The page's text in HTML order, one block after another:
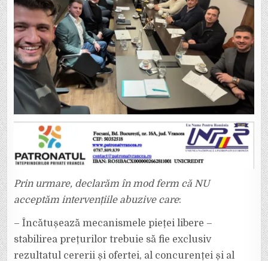
Prin urmare, declarăm în mod ferm că NU
acceptăm intervențiile abuzive care:
– Încătușează mecanismele pieței libere –
stabilirea prețurilor trebuie să fie exclusiv
rezultatul cererii și ofertei, al concurenței și al